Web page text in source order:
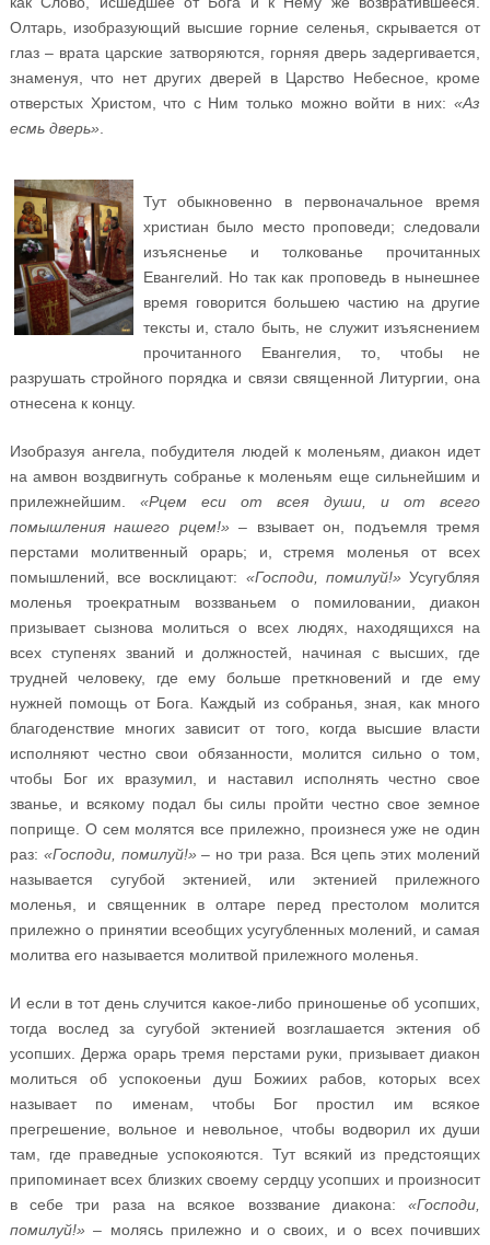
Олтарь, изобразующий высшие горние селенья, скрывается от
глаз – врата царские затворяются, горняя дверь задергивается,
знаменуя, что нет других дверей в Царство Небесное, кроме
отверстых Христом, что с Ним только можно войти в них:«Аз
есмь дверь»
Тут обыкновенно в первоначальное время
христиан было место проповеди; следовали
изъясненье и толкованье прочитанных
Евангелий. Но так как проповедь в нынешнее
время говорится большею частию на другие
тексты и, стало быть, не служит изъяснением
прочитанного Евангелия, то, чтобы не
разрушать стройного порядка и связи священной Литургии, она
отнесена к концу.
Изобразуя ангела, побудителя людей к моленьям, диакон идет
на амвон воздвигнуть собранье к моленьям еще сильнейшим и
прилежнейшим.«Рцем ecu от всея души, и от всего
помышления нашего рцем!» – взывает он, подъемля тремя
перстами молитвенный орарь; и, стремя моленья от всех
помышлений, все восклицают: «Господи, помилуй!» Усугубляя
моленья троекратным воззваньем о помиловании, диакон
призывает сызнова молиться о всех людях, находящихся на
всех ступенях званий и должностей, начиная с высших, где
трудней человеку, где ему больше преткновений и где ему
нужней помощь от Бога. Каждый из собранья, зная, как много
благоденствие многих зависит от того, когда высшие власти
исполняют честно свои обязанности, молится сильно о том,
чтобы Бог их вразумил, и наставил исполнять честно свое
званье, и всякому подал бы силы пройти честно свое земное
поприще. О сем молятся все прилежно, произнеся уже не один
раз: «Господи, помилуй!» – но три раза. Вся цепь этих молений
называется сугубой эктенией, или эктенией прилежного
моленья, и священник в олтаре перед престолом молится
прилежно о принятии всеобщих усугубленных молений, и самая
молитва его называется молитвой прилежного моленья.
И если в тот день случится какое-либо приношенье об усопших,
тогда вослед за сугубой эктенией возглашается эктения об
усопших. Держа орарь тремя перстами руки, призывает диакон
молиться об успокоеньи душ Божиих рабов, которых всех
называет по именам, чтобы Бог простил им всякое
прегрешение, вольное и невольное, чтобы водворил их души
там, где праведные успокояются. Тут всякий из предстоящих
припоминает всех близких своему сердцу усопших и произносит
в себе три раза на всякое воззвание диакона:«Господи,
помилуй!» – молясь прилежно и о своих, и о всех почивших